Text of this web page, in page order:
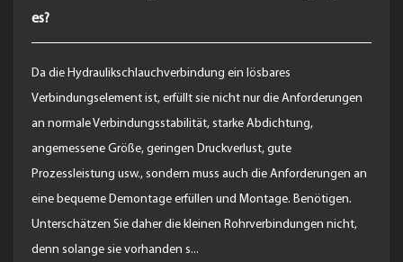
es?
Da die Hydraulikschlauchverbindung ein lösbares
Verbindungselement ist, erfüllt sie nicht nur die Anforderungen
an normale Verbindungsstabilität, starke Abdichtung,
angemessene Größe, geringen Druckverlust, gute
Prozessleistung usw., sondern muss auch die Anforderungen an
eine bequeme Demontage erfüllen und Montage. Benötigen.
Unterschätzen Sie daher die kleinen Rohrverbindungen nicht,
denn solange sie vorhanden s...